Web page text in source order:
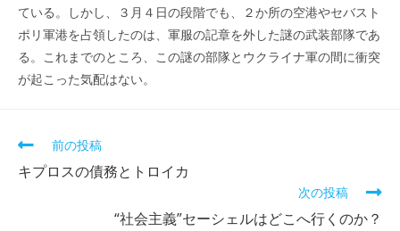
ている。しかし、３月４日の段階でも、２か所の空港やセバスト
ポリ軍港を占領したのは、軍服の記章を外した謎の武装部隊であ
る。これまでのところ、この謎の部隊とウクライナ軍の間に衝突
が起こった気配はない。
そ
他
前の投稿
キプロスの債務とトロイカ
次の投稿
“社会主義”セーシェルはどこへ行くのか？